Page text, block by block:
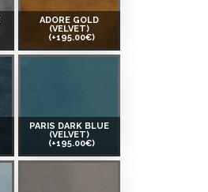
ADORE GOLD
(VELVET)
(+195.00€)
PARIS DARK BLUE
(VELVET)
(+195.00€)